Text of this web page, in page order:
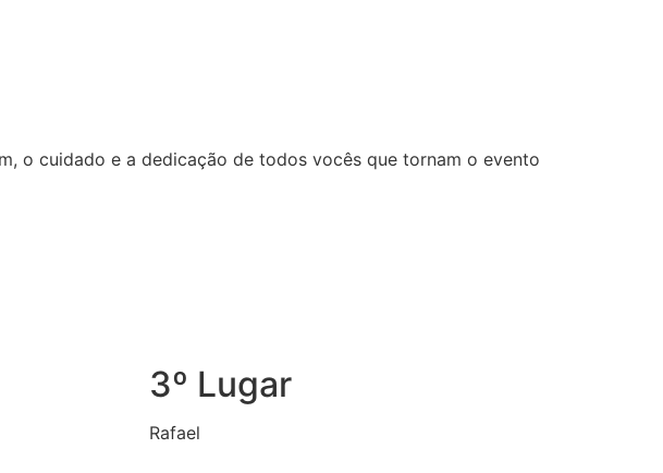
o cuidado e a dedicação de todos vocês que tornam o evento
3º Lugar
Rafael